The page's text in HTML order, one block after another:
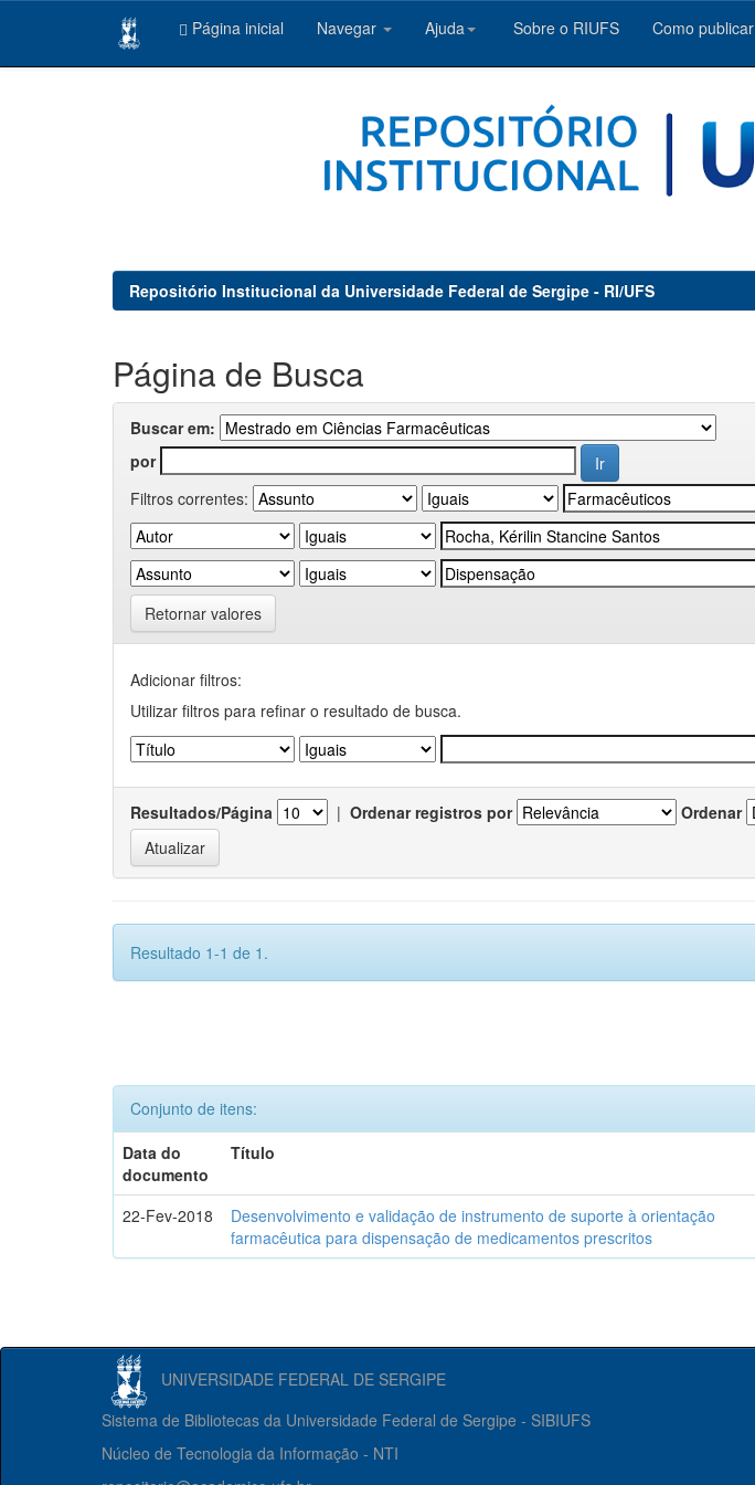
Página inicial Navegar Ajuda Sobre o RIUFS Como publicar
Repositório Institucional da Universidade Federal de Sergipe - RI/UFS
Página de Busca
Buscar em:
por
Filtros correntes:
Retornar valores
Adicionar filtros:
Utilizar filtros para refinar o resultado de busca.
Resultados/Página | Ordenar registros por Ordenar
Resultado 1-1 de 1.
Conjunto de itens:
Data do
documento
Título
22-Fev-2018
Desenvolvimento e validação de instrumento de suporte à orientação
farmacêutica para dispensação de medicamentos prescritos
UNIVERSIDADE FEDERAL DE SERGIPE
Sistema de Bibliotecas da Universidade Federal de Sergipe - SIBIUFS
Núcleo de Tecnologia da Informação - NTI